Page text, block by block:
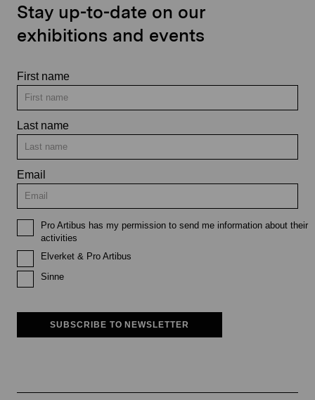
Stay up-to-date on our
exhibitions and events
First name
Last name
Email
Pro Artibus has my permission to send me information about their
activities
Elverket & Pro Artibus
Sinne
SUBSCRIBE TO NEWSLETTER